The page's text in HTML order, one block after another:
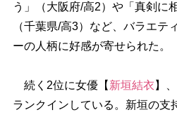
う」（大阪府/高2）や「真剣に
（千葉県/高3）など、バラエテ
ーの人柄に好感が寄せられた。
続く2位に女優【 新垣結衣 】
ランクインしている。新垣の支